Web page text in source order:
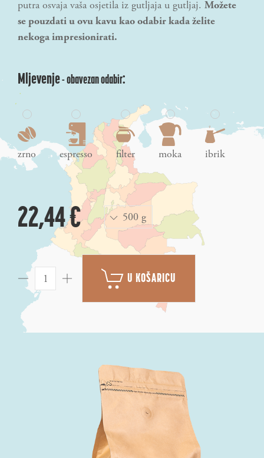
putra osvaja vaša osjetila iz gutljaja u gutljaj. Možete
se pouzdati u ovu kavu kao odabir kada želite
nekoga impresionirati.
Mljevenje- obavezan odabir:
zrno espresso filter moka ibrik
22,44 € 500 g
U KOŠARICU